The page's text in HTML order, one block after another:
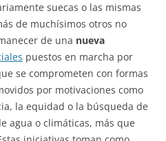
suecas o las mismas
de muchísimos otros no
de una nueva
puestos en marcha por
se comprometen con formas
por motivaciones como
la equidad o la búsqueda de
agua o climáticas, más que